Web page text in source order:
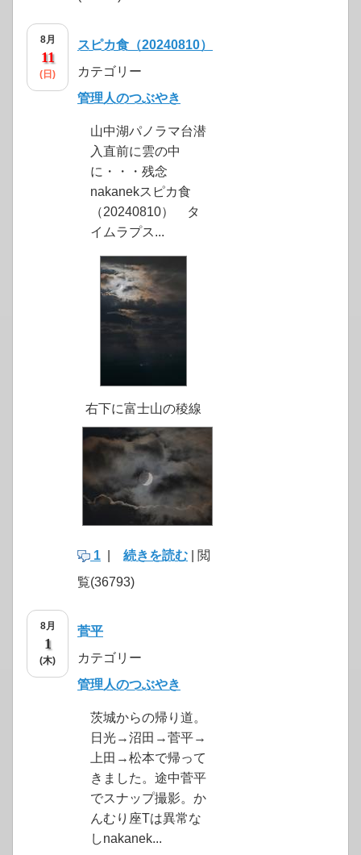
8月
11
(日)
スピカ食（20240810）
カテゴリー
管理人のつぶやき
山中湖パノラマ台潜
入直前に雲の中
に・・・残念
nakanekスピカ食
（20240810） タ
イムラプス...
右下に富士山の稜線
1 続きを読む | 閲
覧(36793)
8月
1
(木)
菅平
カテゴリー
管理人のつぶやき
茨城からの帰り道。
日光→沼田→菅平→
上田→松本で帰って
きました。途中菅平
でスナップ撮影。か
んむり座Tは異常な
しnakanek...